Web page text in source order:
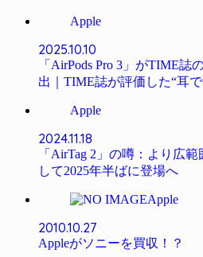
Apple
2025.10.10
「AirPods Pro 3」がTIME誌
出｜TIME誌が評価した“耳
Apple
2024.11.18
「AirTag 2」の噂：より広
して2025年半ばに登場へ
Apple
2010.10.27
Appleがソニーを買収！？